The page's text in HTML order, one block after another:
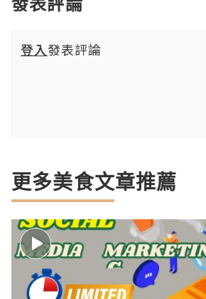
登入發表評論
更多美食文章推薦